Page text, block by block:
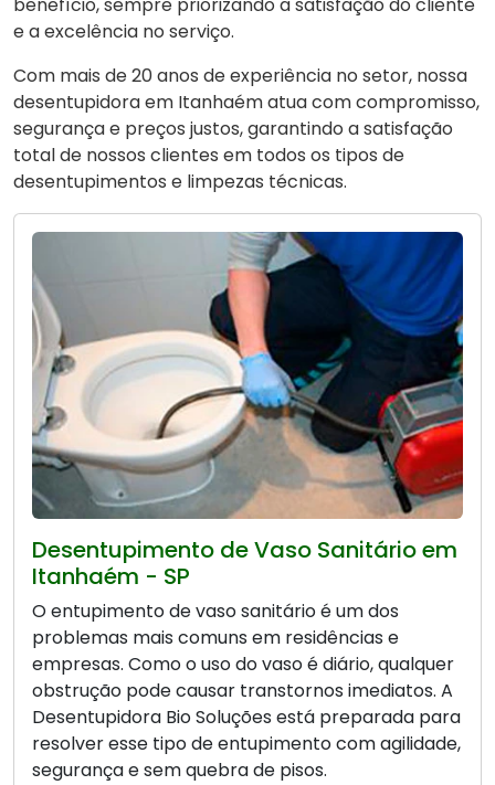
benefício, sempre priorizando a satisfação do cliente
e a excelência no serviço.
Com mais de 20 anos de experiência no setor, nossa
desentupidora em Itanhaém atua com compromisso,
segurança e preços justos, garantindo a satisfação
total de nossos clientes em todos os tipos de
desentupimentos e limpezas técnicas.
Desentupimento de Vaso Sanitário em
Itanhaém - SP
O entupimento de vaso sanitário é um dos
problemas mais comuns em residências e
empresas. Como o uso do vaso é diário, qualquer
obstrução pode causar transtornos imediatos. A
Desentupidora Bio Soluções está preparada para
resolver esse tipo de entupimento com agilidade,
segurança e sem quebra de pisos.